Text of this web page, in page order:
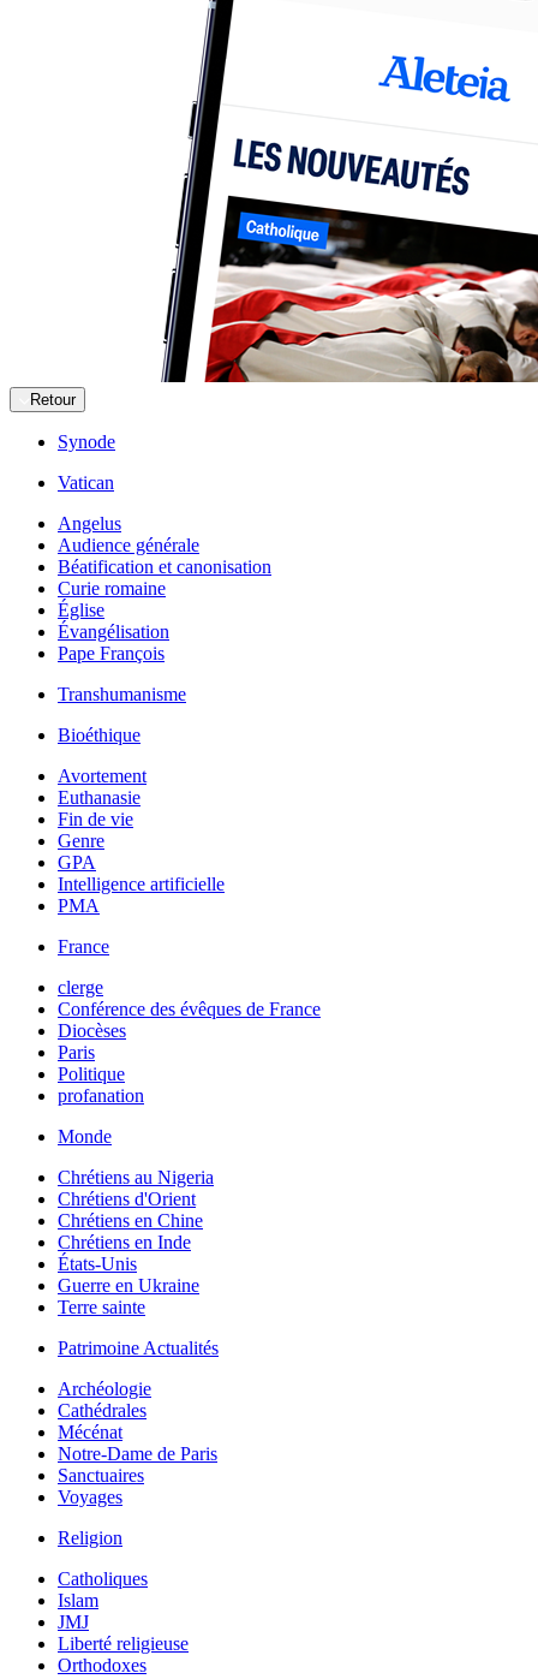
Retour
Synode
Vatican
Angelus
Audience générale
Béatification et canonisation
Curie romaine
Église
Évangélisation
Pape François
Transhumanisme
Bioéthique
Avortement
Euthanasie
Fin de vie
Genre
GPA
Intelligence artificielle
PMA
France
clerge
Conférence des évêques de France
Diocèses
Paris
Politique
profanation
Monde
Chrétiens au Nigeria
Chrétiens d'Orient
Chrétiens en Chine
Chrétiens en Inde
États-Unis
Guerre en Ukraine
Terre sainte
Patrimoine Actualités
Archéologie
Cathédrales
Mécénat
Notre-Dame de Paris
Sanctuaires
Voyages
Religion
Catholiques
Islam
JMJ
Liberté religieuse
Orthodoxes